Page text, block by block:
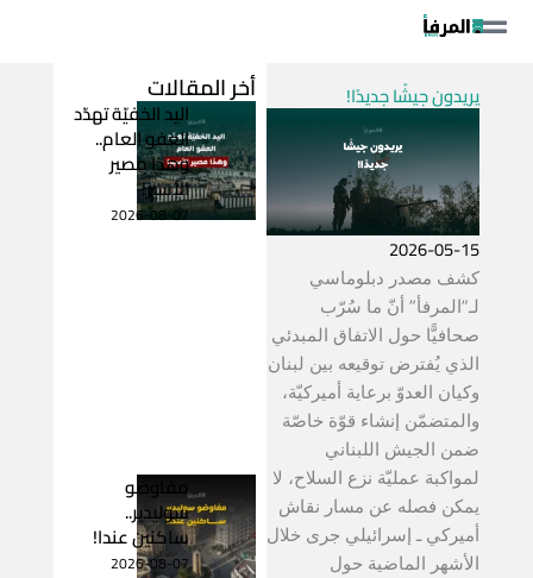
يريدون جيشًا جديدًا!
2026-05-15
كشف مصدر دبلوماسي
لـ”المرفأ” أنّ ما سُرّب
صحافيًّا حول الاتفاق المبدئي
الذي يُفترض توقيعه بين لبنان
وكيان العدوّ برعاية أميركيّة،
والمتضمّن إنشاء قوّة خاصّة
ضمن الجيش اللبناني
لمواكبة عمليّة نزع السلاح، لا
يمكن فصله عن مسار نقاش
أميركي ـ إسرائيلي جرى خلال
الأشهر الماضية حول
أخر المقالات
اليد الخفيّة تهدّد
العفو العام..
وهذا مصير
الأسير!
2026-08-07
مفاوضو
سوليدير..
ساكنين عندا!
2026-08-07